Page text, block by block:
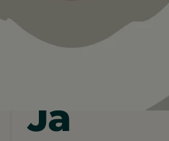
startet lieber früh.
Ja